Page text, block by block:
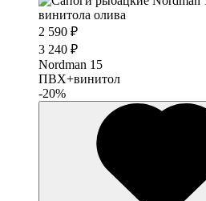
2 590 ₽
3 240 ₽
Nordman 15
ПВХ+винитол
-20%